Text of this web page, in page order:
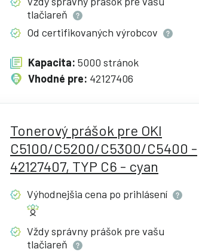
tlačiareň
Od certifikovaných výrobcov
Kapacita: 5000 stránok
Vhodné pre: 42127406
Tonerový prášok pre OKI
C5100/C5200/C5300/C5400 -
42127407, TYP C6 - cyan
Výhodnejšia cena po prihlásení
Vždy správny prášok pre vašu
tlačiareň